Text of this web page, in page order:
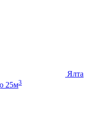
Ялта
25м3